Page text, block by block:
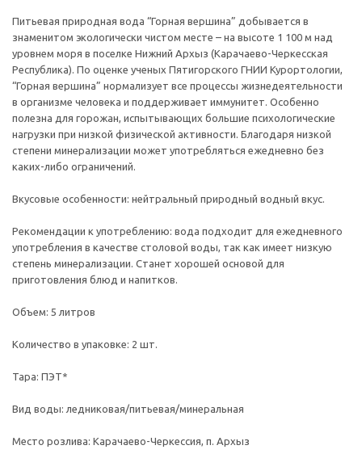
Питьевая природная вода “Горная вершина” добывается в
знаменитом экологически чистом месте – на высоте 1 100 м над
уровнем моря в поселке Нижний Архыз (Карачаево-Черкесская
Республика). По оценке ученых Пятигорского ГНИИ Курортологии,
“Горная вершина” нормализует все процессы жизнедеятельности
в организме человека и поддерживает иммунитет. Особенно
полезна для горожан, испытывающих большие психологические
нагрузки при низкой физической активности. Благодаря низкой
степени минерализации может употребляться ежедневно без
каких-либо ограничений.
Вкусовые особенности: нейтральный природный водный вкус.
Рекомендации к употреблению: вода подходит для ежедневного
употребления в качестве столовой воды, так как имеет низкую
степень минерализации. Станет хорошей основой для
приготовления блюд и напитков.
Объем: 5 литров
Количество в упаковке: 2 шт.
Тара: ПЭТ*
Вид воды: ледниковая/питьевая/минеральная
Место розлива: Карачаево-Черкесcия, п. Архыз